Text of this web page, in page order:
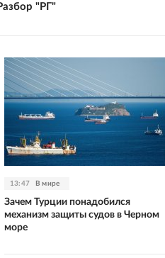
"РГ"
13:47 В мире
Зачем Турции понадобился
механизм защиты судов в Черном
море